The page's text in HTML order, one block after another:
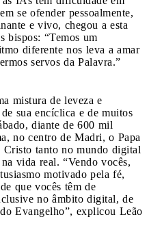
se ofender pessoalmente,
e vivo, chegou a esta
bispos: “Temos um
diferente nos leva a amar
servos da Palavra.”
mistura de leveza e
sua encíclica e de muitos
diante de 600 mil
no centro de Madri, o Papa
Cristo tanto no mundo digital
vida real. “Vendo vocês,
motivado pela fé,
que vocês têm de
no âmbito digital, de
Evangelho”, explicou Leão